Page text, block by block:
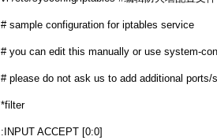
# sample configuration for iptables service
# you can edit this manually or use system-
# please do not ask us to add additional
*filter
:INPUT ACCEPT [0:0]